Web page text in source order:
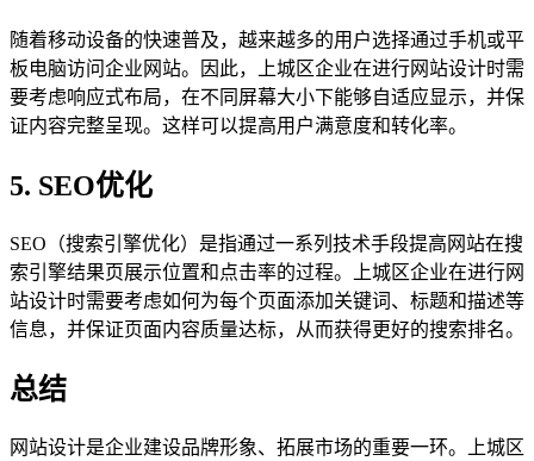
随着移动设备的快速普及，越来越多的用户选择通过手机或平
板电脑访问企业网站。因此，上城区企业在进行网站设计时需
要考虑响应式布局，在不同屏幕大小下能够自适应显示，并保
证内容完整呈现。这样可以提高用户满意度和转化率。
5. SEO优化
SEO（搜索引擎优化）是指通过一系列技术手段提高网站在搜
索引擎结果页展示位置和点击率的过程。上城区企业在进行网
站设计时需要考虑如何为每个页面添加关键词、标题和描述等
信息，并保证页面内容质量达标，从而获得更好的搜索排名。
总结
网站设计是企业建设品牌形象、拓展市场的重要一环。上城区